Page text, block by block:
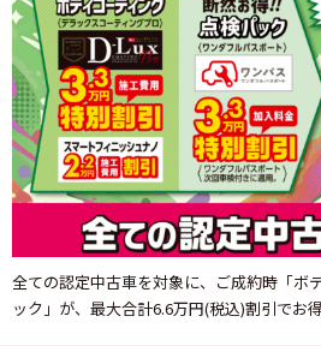
全ての認定中古車を対象に、ご成約時「ボ
ック」が、最大合計6.6万円(税込)割引でお